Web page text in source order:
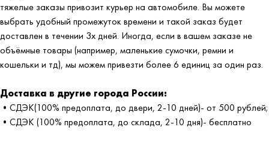
тяжелые заказы привозит курьер на автомобиле. Вы можете
выбрать удобный промежуток времени и такой заказ будет
доставлен в течении 3х дней. Иногда, если в вашем заказе не
объёмные товары (например, маленькие сумочки, ремни и
кошельки и тд), мы можем привезти более 6 единиц за один раз.
Доставка в другие города России:
•СДЭК(100% предоплата, до двери, 2-10 дней)- от 500 рублей;
•СДЭК (100% предоплата, до склада, 2-10 дня)- бесплатно